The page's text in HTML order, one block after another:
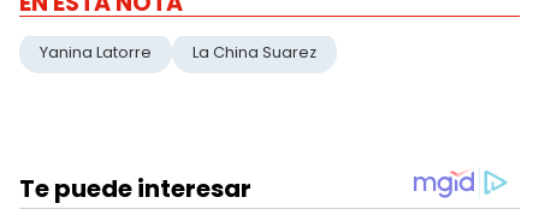
Yanina Latorre La China Suarez